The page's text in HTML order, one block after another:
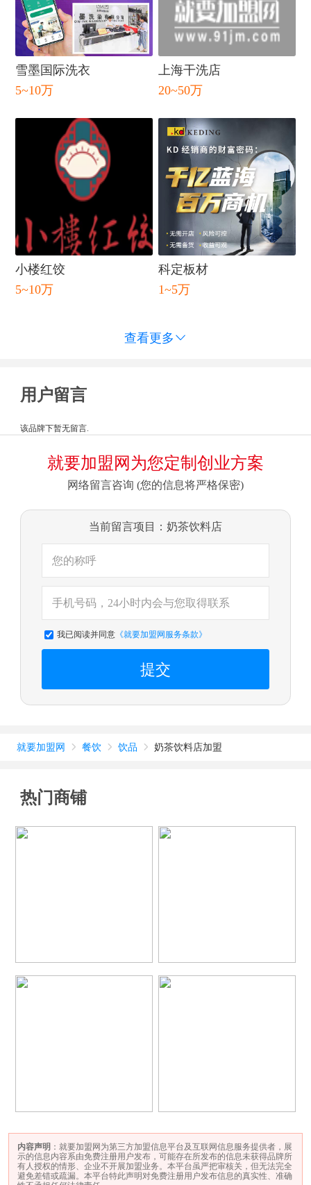
闭
雪墨国际洗衣
5~10万
上海干洗店
20~50万
小楼红饺
5~10万
科定板材
1~5万
查看更多 
用户留言
该品牌下暂无留言.
就要加盟网为您定制创业方案
网络留言咨询 (您的信息将严格保密)
当前留言项目：奶茶饮料店
我已阅读并同意《就要加盟网服务条款》
提交
就要加盟网  餐饮  饮品  奶茶饮料店加盟
热门商铺
内容声明 ：就要加盟网为第三方加盟信息平台及互联网信息服务提供者，展
示的信息内容系由免费注册用户发布，可能存在所发布的信息未获得品牌所
有人授权的情形、企业不开展加盟业务。本平台虽严把审核关，但无法完全
避免差错或疏漏。本平台特此声明对免费注册用户发布信息的真实性、准确